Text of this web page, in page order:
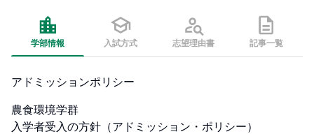
学部情報 入試方式 志望理由書 記事一覧
アドミッションポリシー
農食環境学群
入学者受入の方針（アドミッション・ポリシー）